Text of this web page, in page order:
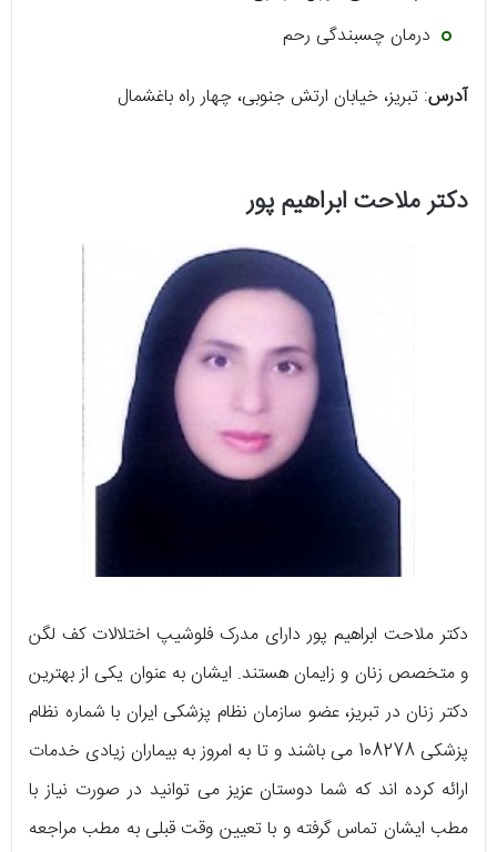
درمان چسبندگی رحم
آدرس: تبریز، خیابان ارتش جنوبی، چهار راه باغشمال
دکتر ملاحت ابراهیم پور
دکتر ملاحت ابراهیم پور دارای مدرک فلوشیپ اختلالات کف لگن
و متخصص زنان و زایمان هستند. ایشان به عنوان یکی از بهترین
دکتر زنان در تبریز، عضو سازمان نظام پزشکی ایران با شماره نظام
پزشکی 108278 می باشند و تا به امروز به بیماران زیادی خدمات
ارائه کرده اند که شما دوستان عزیز می توانید در صورت نیاز با
مطب ایشان تماس گرفته و با تعیین وقت قبلی به مطب مراجعه